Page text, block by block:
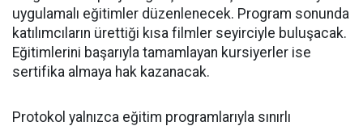
uygulamalı eğitimler düzenlenecek. Program sonunda
katılımcıların ürettiği kısa filmler seyirciyle buluşacak.
Eğitimlerini başarıyla tamamlayan kursiyerler ise
sertifika almaya hak kazanacak.
Protokol yalnızca eğitim programlarıyla sınırlı